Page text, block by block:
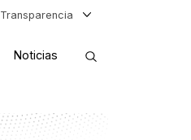
Transparencia
Noticias